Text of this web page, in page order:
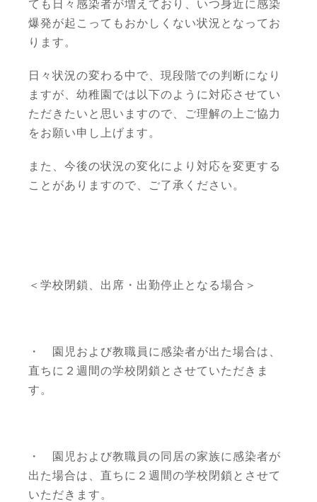
ても日々感染者が増えており、いつ身近に感染
爆発が起こってもおかしくない状況となってお
ります。
日々状況の変わる中で、現段階での判断になり
ますが、幼稚園では以下のように対応させてい
ただきたいと思いますので、ご理解の上ご協力
をお願い申し上げます。
また、今後の状況の変化により対応を変更する
ことがありますので、ご了承ください。
＜学校閉鎖、出席・出勤停止となる場合＞
・ 園児および教職員に感染者が出た場合は、
直ちに２週間の学校閉鎖とさせていただきま
す。
・ 園児および教職員の同居の家族に感染者が
出た場合は、直ちに２週間の学校閉鎖とさせて
いただきます。